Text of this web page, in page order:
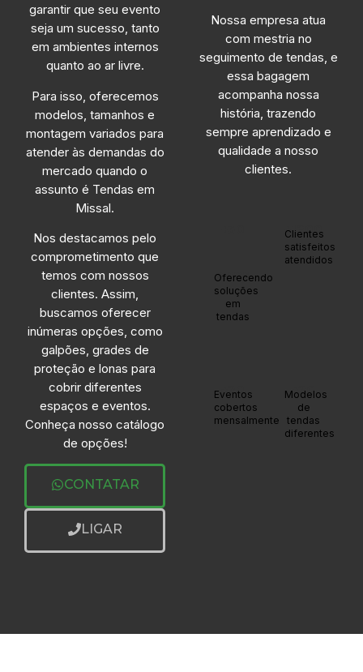
garantir que seu evento
seja um sucesso, tanto
em ambientes internos
quanto ao ar livre.
Para isso, oferecemos
modelos, tamanhos e
montagem variados para
atender às demandas do
mercado quando o
assunto é Tendas em
Missal.
Nos destacamos pelo
comprometimento que
temos com nossos
clientes. Assim,
buscamos oferecer
inúmeras opções, como
galpões, grades de
proteção e lonas para
cobrir diferentes
espaços e eventos.
Conheça nosso catálogo
de opções!
CONTATAR
LIGAR
Nossa empresa atua
com mestria no
seguimento de tendas, e
essa bagagem
acompanha nossa
história, trazendo
sempre aprendizado e
qualidade a nosso
clientes.
anos
Oferecendo
soluções
em
tendas
+1200
Clientes
satisfeitos
atendidos
+20
Eventos
cobertos
mensalmente
+20
Modelos
de
tendas
diferentes